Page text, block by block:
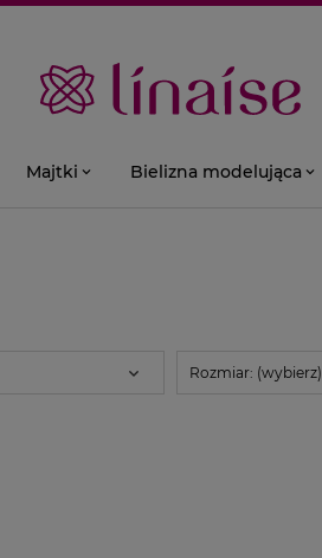
Majtki Bielizna modelująca
Rozmiar: (wybierz)